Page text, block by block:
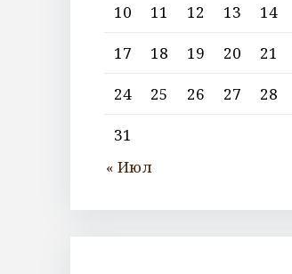
10
11 12 13 14
17
18 19 20 21
24
25 26 27 28
31
« Июл